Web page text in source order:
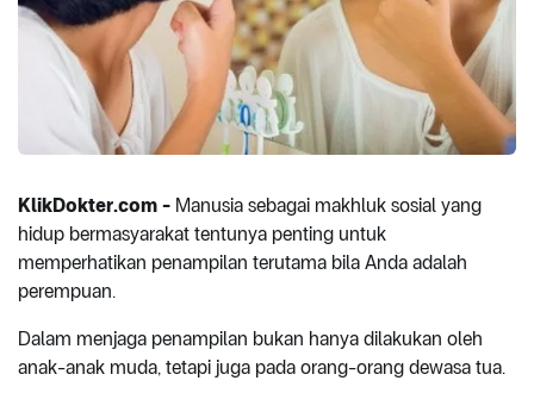
KlikDokter.com - Manusia sebagai makhluk sosial yang
hidup bermasyarakat tentunya penting untuk
memperhatikan penampilan terutama bila Anda adalah
perempuan.
Dalam menjaga penampilan bukan hanya dilakukan oleh
anak-anak muda, tetapi juga pada orang-orang dewasa tua.